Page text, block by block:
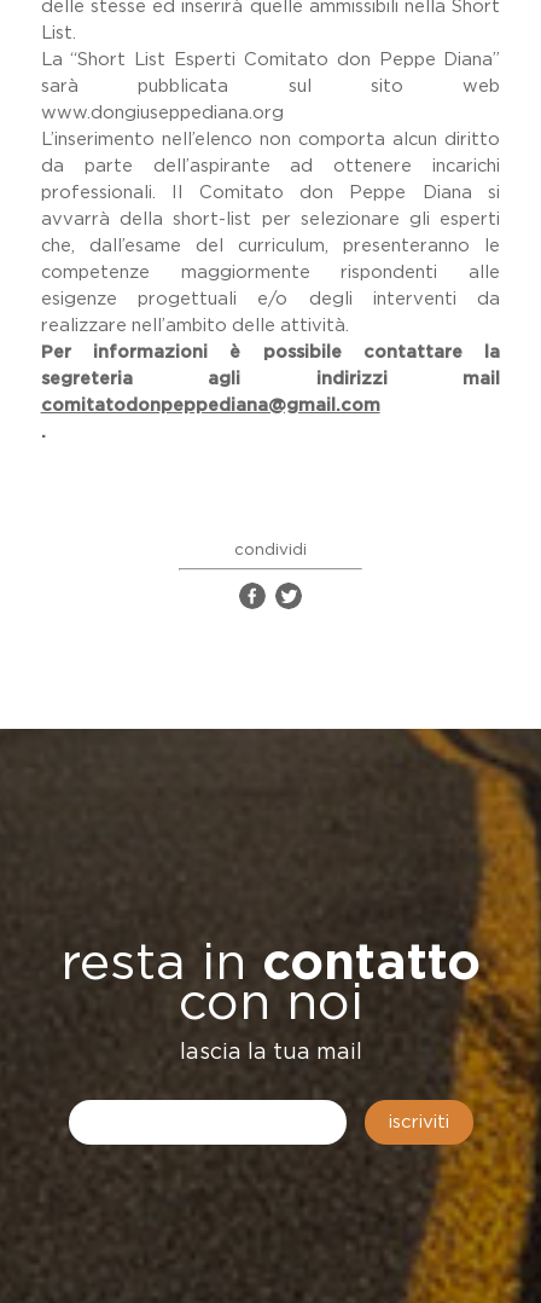
delle stesse ed inserirà quelle ammissibili nella Short
List.
La “Short List Esperti Comitato don Peppe Diana”
sarà pubblicata sul sito web
www.dongiuseppediana.org
L’inserimento nell’elenco non comporta alcun diritto
da parte dell’aspirante ad ottenere incarichi
professionali. Il Comitato don Peppe Diana si
avvarrà della short-list per selezionare gli esperti
che, dall’esame del curriculum, presenteranno le
competenze maggiormente rispondenti alle
esigenze progettuali e/o degli interventi da
realizzare nell’ambito delle attività.
Per informazioni è possibile contattare la
segreteria agli indirizzi mail
comitatodonpeppediana@gmail.com
.
condividi
resta in contatto
con noi
lascia la tua mail
iscriviti